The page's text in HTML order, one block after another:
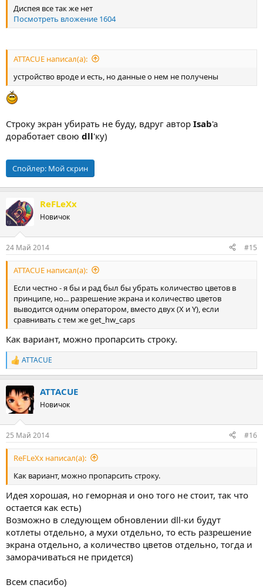
Диспея все так же нет
Посмотреть вложение 1604
ATTACUE написал(а):
устройство вроде и есть, но данные о нем не получены
Строку экран убирать не буду, вдруг автор Isab'a
доработает свою dll'ку)
Спойлер: Мой скрин
ReFLeXx
Новичок
24 Май 2014 #15
ATTACUE написал(а):
Если честно - я бы и рад был бы убрать количество цветов в
принципе, но... разрешение экрана и количество цветов
выводится одним оператором, вместо двух (X и Y), если
сравнивать с тем же get_hw_caps
Как вариант, можно пропарсить строку.
Р
е
к
ц
и
ATTACUE
ATTACUE
Новичок
25 Май 2014 #16
ReFLeXx написал(а):
Как вариант, можно пропарсить строку.
Идея хорошая, но геморная и оно того не стоит, так что
остается как есть)
Возможно в следующем обновлении dll-ки будут
котлеты отдельно, а мухи отдельно, то есть разрешение
экрана отдельно, а количество цветов отдельно, тогда и
заморачиваться не придется)
Всем спасибо)